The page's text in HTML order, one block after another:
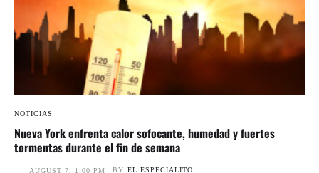
NOTICIAS
Nueva York enfrenta calor sofocante, humedad y fuertes
tormentas durante el fin de semana
AUGUST 7, 1:00 PM BY EL ESPECIALITO